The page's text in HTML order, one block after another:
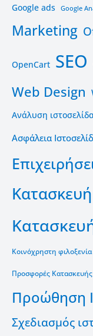
Google ads Google
Marketing
OpenCart SEO
Web Design
Ανάλυση
Ασφάλεια
Κοινόχρηστη φιλοξενία
Προσφορές Κατασκευής
Προώθηση
Σχεδιασμός